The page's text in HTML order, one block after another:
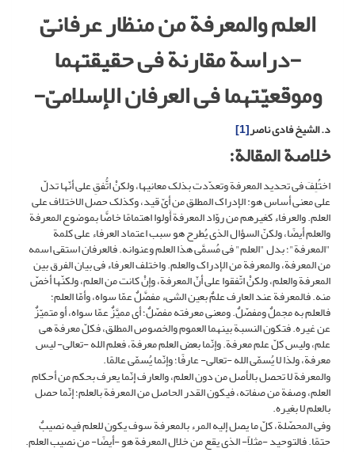
العلم والمعرفة من منظار عرفانیّ
-دراسة مقارنة فی حقیقتهما
وموقعیّتهما فی العرفان الإسلامیّ-
د. الشیخ فادی ناصر[1]
خلاصة المقالة:
اختُلِفَ فی تحدید المعرفة وتعدّدت بذلک معانیها، ولکنْ اتُّفقِ على أنّها تدلّ
على معنى أساس هو: الإدراک المطلق من أیّ قید، وکذلک حصل الاختلاف على
العلم. والعرفاء کغیرهم من روّاد المعرفة أَولوا اهتمامًا خاصًّا بموضوع المعرفة
والعلم أیضًا، ولکنّ السؤال الذی یُطرح هو سبب اعتماد العرفاء على کلمة
"المعرفة"؛ بدل "العلم" فی مُسمَّى هذا العلم وعنوانه. فالعرفان استقى اسمه
من المعرفة، والمعرفة من الإدراک والعلم. واختلف العرفاء فی بیان الفرق بین
المعرفة والعلم، ولکنْ اتّفقوا على أنّ المعرفة، وإنْ کانت من العلم، ولکنّها أخصّ
منه. فالمعرفة عند العارف علمٌ بعین الشیء مفصَّلٌ عمّا سواه، وأمّا العلم؛
فالعلم به مجملٌ ومفصّلٌ. ومعنى معرفته مفصّلٌ؛ أی ممیَّزٌ عمّا سواه، أو متمیّزٌ
عن غیره. فتکون النسبة بینهما العموم والخصوص المطلق، فکلّ معرفة هی
علم، ولیس کلّ علم معرفة. وإنّما بعض العلم معرفة، فعلم الله -تعالى- لیس
معرفة، ولذا لا یُسمّى الله -تعالى- عارفًا؛ وإنّما یُسمّى عالمًا.
والمعرفة لا تحصل بالأصل من دون العلم، والعارف إنّما یعرف بحکم من أحکام
العلم، وصفة من صفاته، فیکون القدر الحاصل من المعرفة بالعلم؛ إنّما حصل
بالعلم لا بغیره.
وفی المحصّلة، کلّ ما یصل إلیه المرء بالمعرفة سوف یکون للعلم فیه نصیبٌ
حتمًا. فالتوحید -مثلاً- الذی یقع من خلال المعرفة هو -أیضًا- من نصیب العلم.